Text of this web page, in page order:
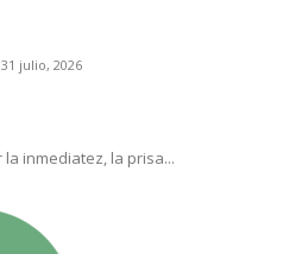
31 julio, 2026
inmediatez, la prisa...